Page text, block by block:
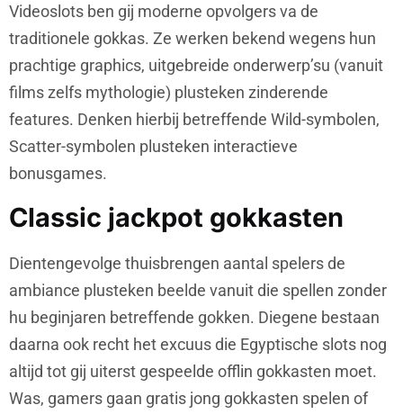
Videoslots ben gij moderne opvolgers va de
traditionele gokkas. Ze werken bekend wegens hun
prachtige graphics, uitgebreide onderwerp’su (vanuit
films zelfs mythologie) plusteken zinderende
features. Denken hierbij betreffende Wild-symbolen,
Scatter-symbolen plusteken interactieve
bonusgames.
Classic jackpot gokkasten
Dientengevolge thuisbrengen aantal spelers de
ambiance plusteken beelde vanuit die spellen zonder
hu beginjaren betreffende gokken. Diegene bestaan
daarna ook recht het excuus die Egyptische slots nog
altijd tot gij uiterst gespeelde offlin gokkasten moet.
Was, gamers gaan gratis jong gokkasten spelen of